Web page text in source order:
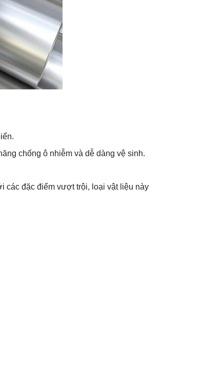
chống ô nhiễm và dễ dàng vệ sinh.
các đặc điểm vượt trội, loại vật liệu này